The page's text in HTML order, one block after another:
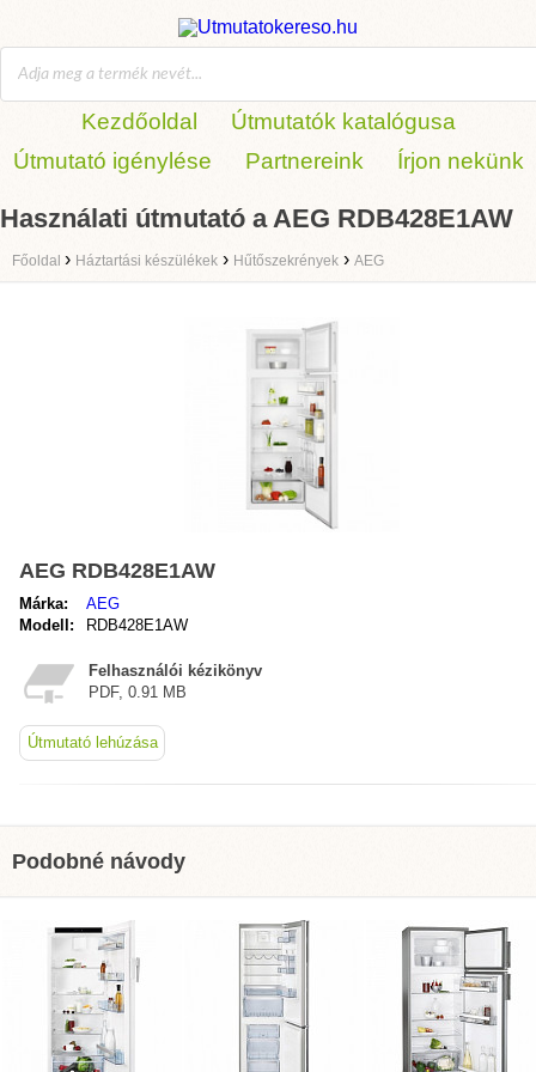
Kezdőoldal
Útmutatók katalógusa
Útmutató igénylése
Partnereink Írjon nekünk
Használati útmutató a AEG RDB428E1AW
Főoldal › Háztartási készülékek › Hűtőszekrények › AEG
AEG RDB428E1AW
Márka:
AEG
Modell:
RDB428E1AW
Felhasználói kézikönyv
PDF, 0.91 MB
Útmutató lehúzása
Podobné návody